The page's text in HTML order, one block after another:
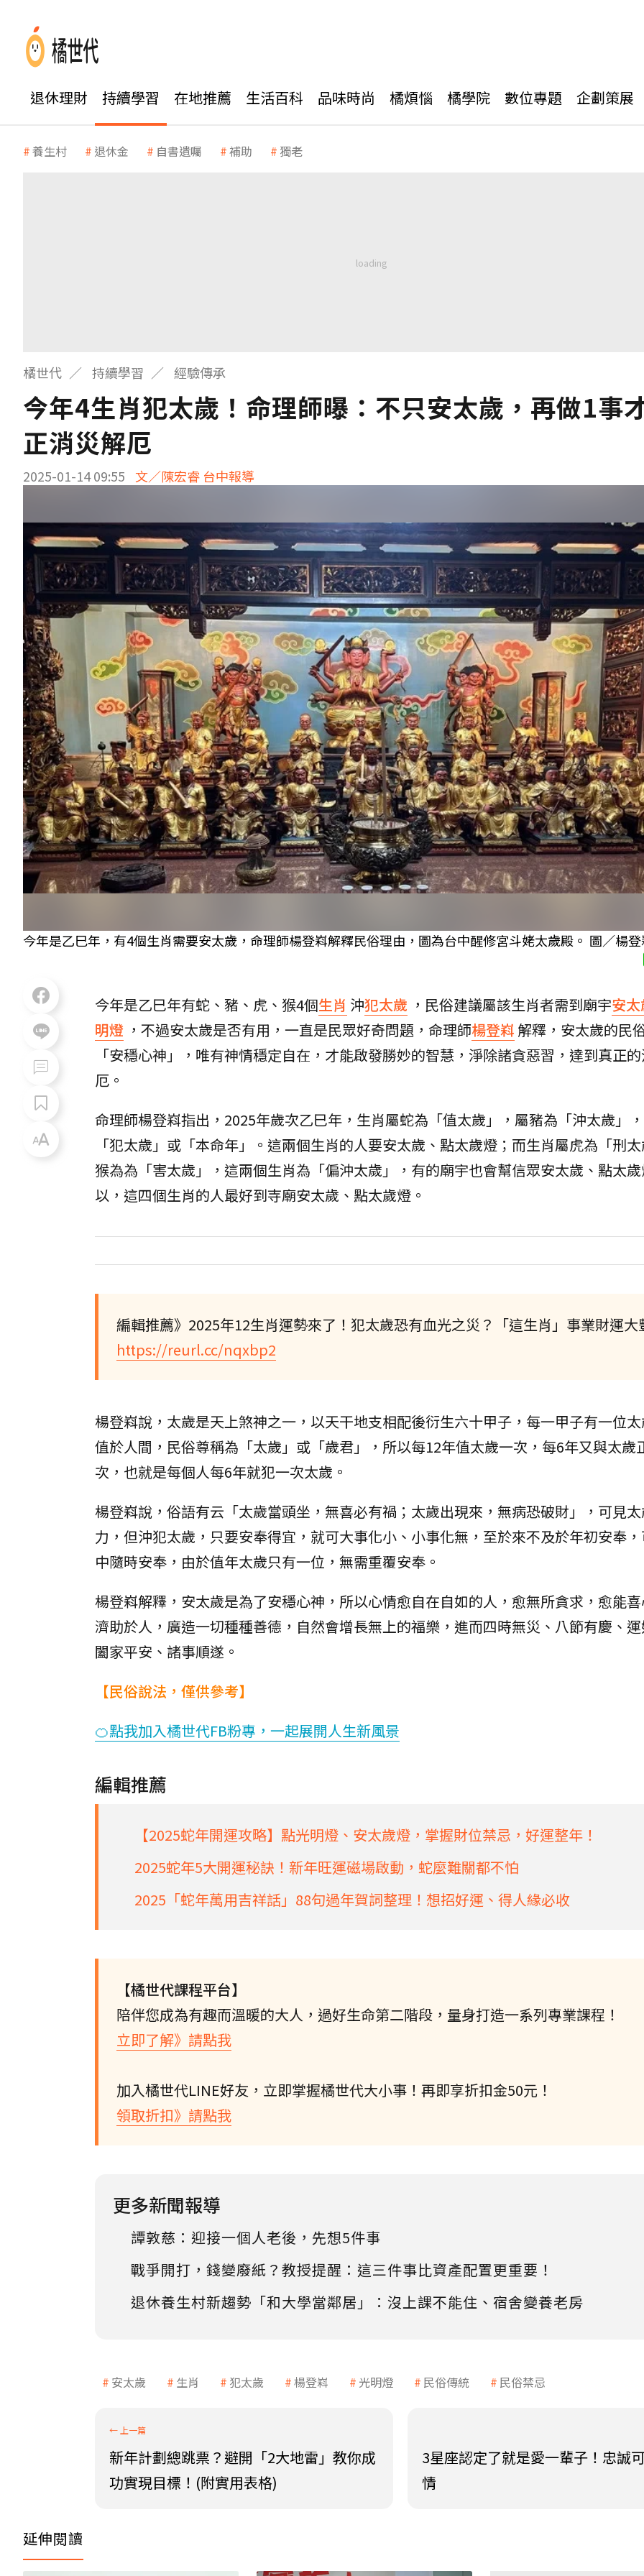
退休理財 持續學習 在地推薦 生活百科 品味時尚 橘煩惱 橘學院 數位專題 企劃策展
養生村 退休金 自書遺囑 補助 獨老
橘世代 持續學習 經驗傳承
今年4生肖犯太歲！命理師曝：不只安太歲，再做1事
正消災解厄
2025-01-14 09:55 文／陳宏睿 台中報導
今年是乙巳年，有4個生肖需要安太歲，命理師楊登嵙解釋民俗理由，圖為台中醒修宮斗姥太歲殿。 圖／楊
今年是乙巳年有蛇、豬、虎、猴4個生肖 沖犯太歲 ，民俗建議屬該生肖者需到廟宇安
明燈 ，不過安太歲是否有用，一直是民眾好奇問題，命理師楊登嵙 解釋，安太歲的民
「安穩心神」，唯有神情穩定自在，才能啟發勝妙的智慧，淨除諸貪惡習，達到真正
厄。
命理師楊登嵙指出，2025年歲次乙巳年，生肖屬蛇為「值太歲」，屬豬為「沖太歲」
「犯太歲」或「本命年」。這兩個生肖的人要安太歲、點太歲燈；而生肖屬虎為「刑
猴為為「害太歲」，這兩個生肖為「偏沖太歲」，有的廟宇也會幫信眾安太歲、點太
以，這四個生肖的人最好到寺廟安太歲、點太歲燈。
編輯推薦》2025年12生肖運勢來了！犯太歲恐有血光之災？「這生肖」事業財運大
https://reurl.cc/nqxbp2
楊登嵙說，太歲是天上煞神之一，以天干地支相配後衍生六十甲子，每一甲子有一位
值於人間，民俗尊稱為「太歲」或「歲君」，所以每12年值太歲一次，每6年又與太歲
次，也就是每個人每6年就犯一次太歲。
楊登嵙說，俗語有云「太歲當頭坐，無喜必有禍；太歲出現來，無病恐破財」，可見
力，但沖犯太歲，只要安奉得宜，就可大事化小、小事化無，至於來不及於年初安奉
中隨時安奉，由於值年太歲只有一位，無需重覆安奉。
楊登嵙解釋，安太歲是為了安穩心神，所以心情愈自在自如的人，愈無所貪求，愈能
濟助於人，廣造一切種種善德，自然會增長無上的福樂，進而四時無災、八節有慶、
闔家平安、諸事順遂。
【民俗說法，僅供參考】
🍊點我加入橘世代FB粉專，一起展開人生新風景
編輯推薦
【2025蛇年開運攻略】點光明燈、安太歲燈，掌握財位禁忌，好運整年！
2025蛇年5大開運秘訣！新年旺運磁場啟動，蛇麼難關都不怕
2025「蛇年萬用吉祥話」88句過年賀詞整理！想招好運、得人緣必收
【橘世代課程平台】
陪伴您成為有趣而溫暖的大人，過好生命第二階段，量身打造一系列專業課程！
立即了解》請點我
加入橘世代LINE好友，立即掌握橘世代大小事！再即享折扣金50元！
領取折扣》請點我
更多新聞報導
譚敦慈：迎接一個人老後，先想5件事
戰爭開打，錢變廢紙？教授提醒：這三件事比資產配置更重要！
退休養生村新趨勢「和大學當鄰居」：沒上課不能住、宿舍變養老房
安太歲 生肖 犯太歲 楊登嵙 光明燈 民俗傳統 民俗禁忌
新年計劃總跳票？避開「2大地雷」教你成
功實現目標！(附實用表格)
3星座認定了就是愛一輩子！忠誠
情
延伸閱讀